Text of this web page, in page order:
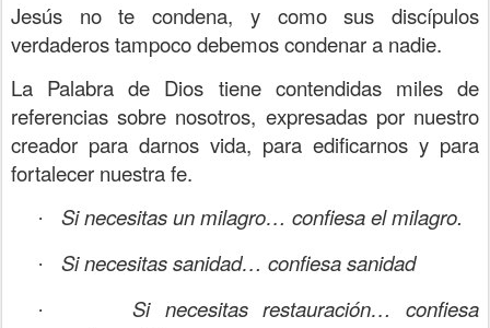
Jesús no te condena, y como sus discípulos
verdaderos tampoco debemos condenar a nadie.
La Palabra de Dios tiene contendidas miles de
referencias sobre nosotros, expresadas por nuestro
creador para darnos vida, para edificarnos y para
fortalecer nuestra fe.
· Si necesitas un milagro… confiesa el milagro.
· Si necesitas sanidad… confiesa sanidad
·
Si necesitas restauración… confiesa